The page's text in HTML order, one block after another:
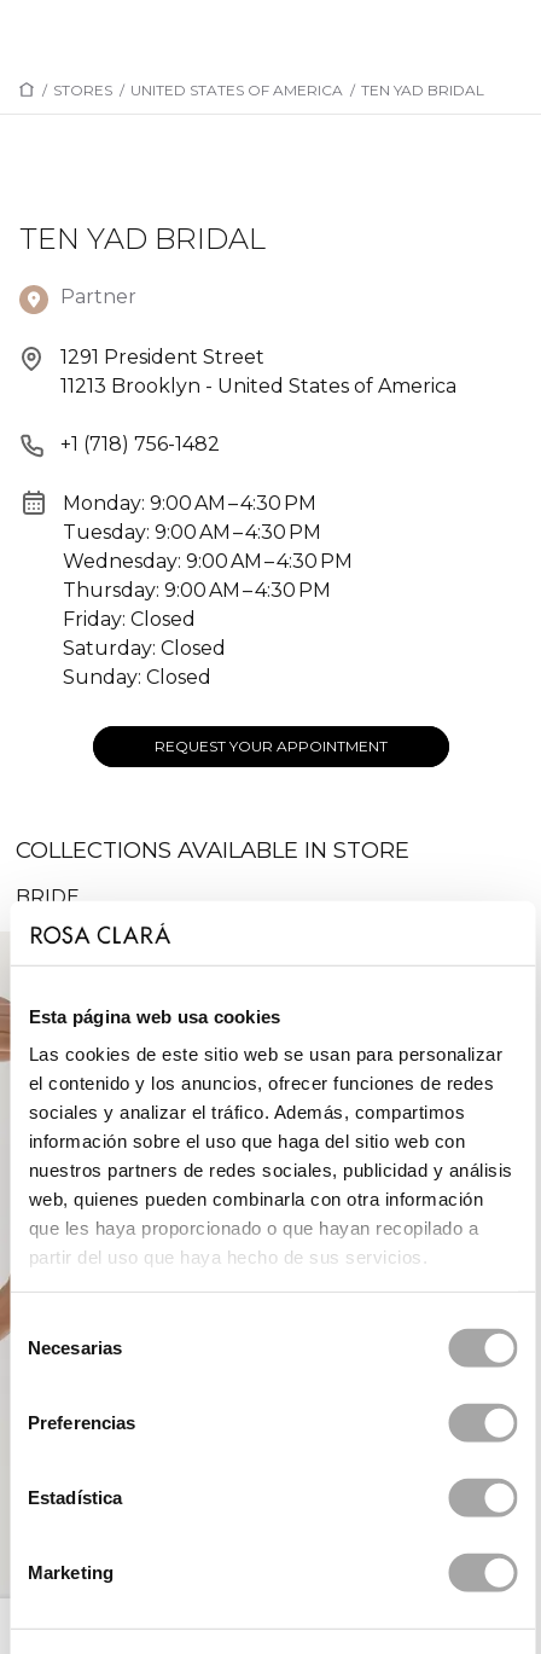
Esta página web usa cookies
Las cookies de este sitio web se usan para personalizar
el contenido y los anuncios, ofrecer funciones de redes
sociales y analizar el tráfico. Además, compartimos
información sobre el uso que haga del sitio web con
nuestros partners de redes sociales, publicidad y análisis
web, quienes pueden combinarla con otra información
que les haya proporcionado o que hayan recopilado a
partir del uso que haya hecho de sus servicios.
Necesarias
Preferencias
Estadística
Marketing
/ STORES / UNITED STATES OF AMERICA / TEN YAD BRIDAL
TEN YAD BRIDAL
Partner
1291 President Street
11213 Brooklyn - United States of America
+1 (718) 756-1482
Monday: 9:00 AM – 4:30 PM
Tuesday: 9:00 AM – 4:30 PM
Wednesday: 9:00 AM – 4:30 PM
Thursday: 9:00 AM – 4:30 PM
Friday: Closed
Saturday: Closed
Sunday: Closed
REQUEST YOUR APPOINTMENT
COLLECTIONS AVAILABLE IN STORE
BRIDE